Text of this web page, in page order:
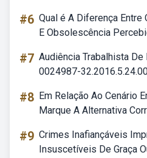
#6 Qual é A Diferença
E Obsolescência
#7 Audiência Trabalhista
0024987-
#8 Em Relação Ao Cenário
Marque A Alternativa
#9 Crimes Inafiançáveis
Insuscetíveis De Graça